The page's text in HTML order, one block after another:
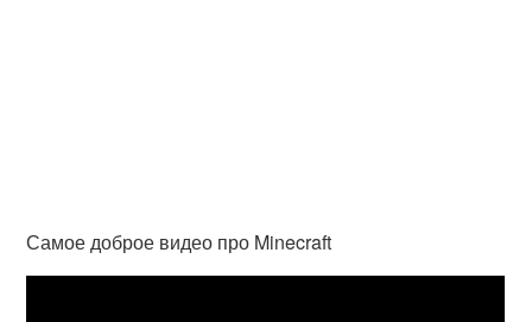
Самое доброе видео про Minecraft